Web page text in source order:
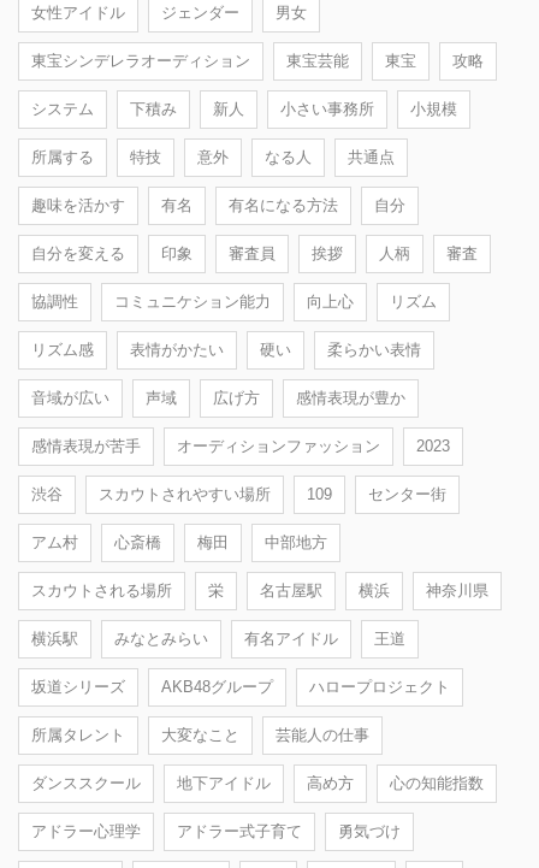
女性アイドル ジェンダー 男女
東宝シンデレラオーディション 東宝芸能 東宝 攻略
システム 下積み 新人 小さい事務所 小規模
所属する 特技 意外 なる人 共通点
趣味を活かす 有名 有名になる方法 自分
自分を変える 印象 審査員 挨拶 人柄 審査
協調性 コミュニケション能力 向上心 リズム
リズム感 表情がかたい 硬い 柔らかい表情
音域が広い 声域 広げ方 感情表現が豊か
感情表現が苦手 オーディションファッション 2023
渋谷 スカウトされやすい場所 109 センター街
アム村 心斎橋 梅田 中部地方
スカウトされる場所 栄 名古屋駅 横浜 神奈川県
横浜駅 みなとみらい 有名アイドル 王道
坂道シリーズ AKB48グループ ハロープロジェクト
所属タレント 大変なこと 芸能人の仕事
ダンススクール 地下アイドル 高め方 心の知能指数
アドラー心理学 アドラー式子育て 勇気づけ